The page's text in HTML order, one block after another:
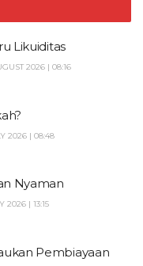
Likuiditas
2026 | 08:16
2026 | 08:48
Nyaman
2026 | 13:15
Pembiayaan